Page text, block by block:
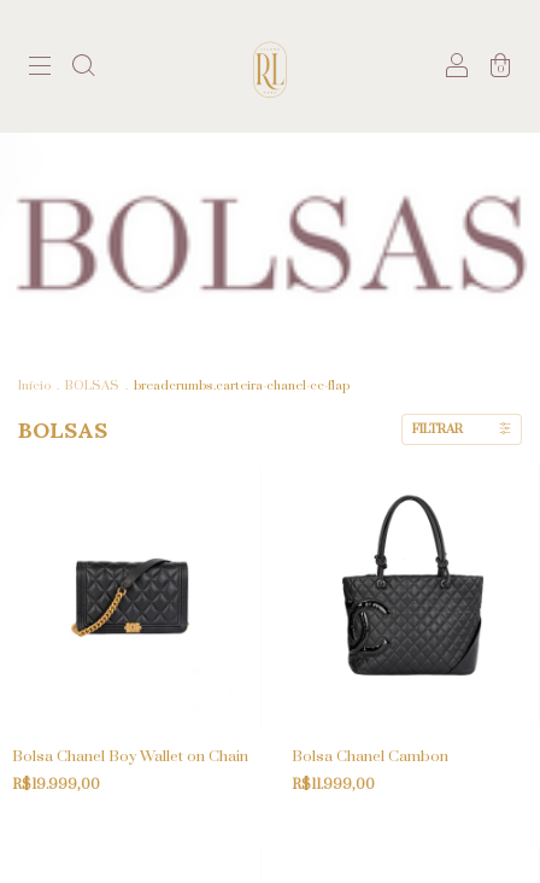
0
Início . BOLSAS . breadcrumbs.carteira-chanel-cc-flap
BOLSAS FILTRAR
Bolsa Chanel Boy Wallet on Chain
R$19.999,00
Bolsa Chanel Cambon
R$11.999,00